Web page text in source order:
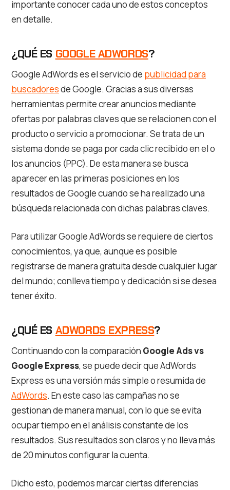
importante conocer cada uno de estos conceptos
en detalle.
¿QUÉ ES GOOGLE ADWORDS?
Google AdWords es el servicio de publicidad para
buscadoresde Google. Gracias a sus diversas
herramientas permite crear anuncios mediante
ofertas por palabras claves que se relacionen con el
producto o servicio a promocionar. Se trata de un
sistema donde se paga por cada clic recibido en el o
los anuncios (PPC). De esta manera se busca
aparecer en las primeras posiciones en los
resultados de Google cuando se ha realizado una
búsqueda relacionada con dichas palabras claves.
Para utilizar Google AdWords se requiere de ciertos
conocimientos, ya que, aunque es posible
registrarse de manera gratuita desde cualquier lugar
del mundo; conlleva tiempo y dedicación si se desea
tener éxito.
¿QUÉ ES ADWORDS EXPRESS?
Continuando con la comparación Google Ads vs
Google Express, se puede decir que AdWords
Express es una versión más simple o resumida de
AdWords. En este caso las campañas no se
gestionan de manera manual, con lo que se evita
ocupar tiempo en el análisis constante de los
resultados. Sus resultados son claros y no lleva más
de 20 minutos configurar la cuenta.
Dicho esto, podemos marcar ciertas diferencias